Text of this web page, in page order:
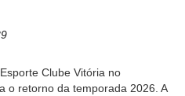
Clube Vitória no
o retorno da temporada 2026. A